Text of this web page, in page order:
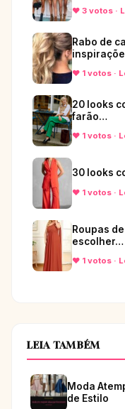
♥ 3 votos ·
Rabo de
♥ 1 votos ·
20 looks
farão…
♥ 1 votos ·
30 looks
♥ 1 votos ·
Roupas
escolher…
♥ 1 votos ·
LEIA TAMBÉM
Moda
de Estilo